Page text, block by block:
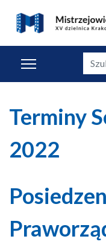
Szukaj
Terminy
2022